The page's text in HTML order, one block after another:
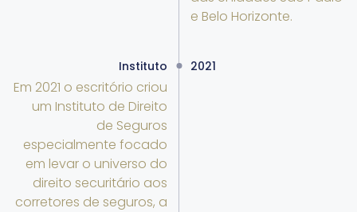
e Belo Horizonte.
Instituto
Em 2021 o escritório criou
um Instituto de Direito
de Seguros
especialmente focado
em levar o universo do
direito securitário aos
corretores de seguros, a
2021